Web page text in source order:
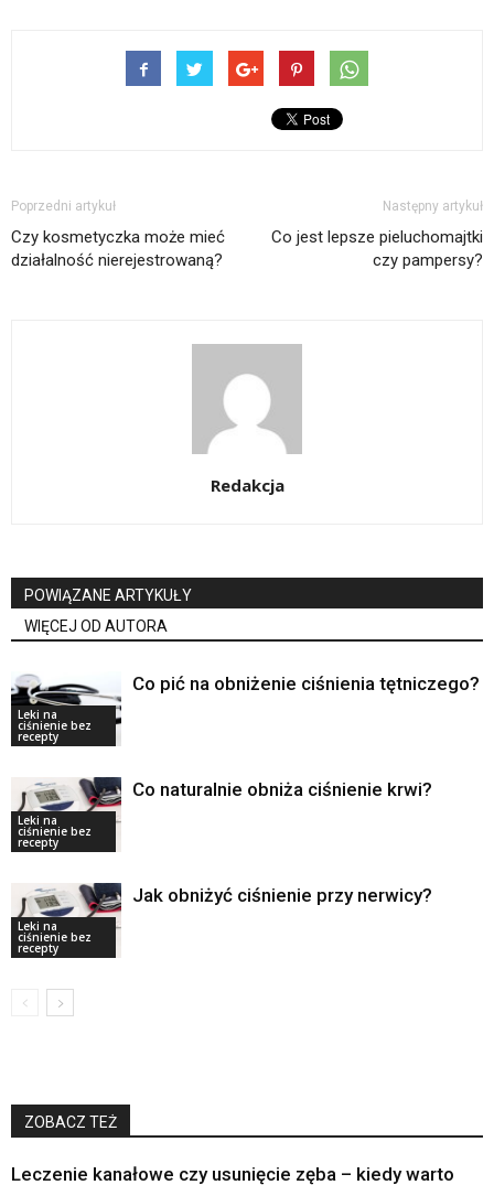
Poprzedni artykuł
Czy kosmetyczka może mieć
działalność nierejestrowaną?
Następny artykuł
Co jest lepsze pieluchomajtki
czy pampersy?
Redakcja
POWIĄZANE ARTYKUŁY
WIĘCEJ OD AUTORA
Leki na
ciśnienie bez
recepty
Co pić na obniżenie ciśnienia tętniczego?
Leki na
ciśnienie bez
recepty
Co naturalnie obniża ciśnienie krwi?
Leki na
ciśnienie bez
recepty
Jak obniżyć ciśnienie przy nerwicy?
ZOBACZ TEŻ
Leczenie kanałowe czy usunięcie zęba – kiedy warto